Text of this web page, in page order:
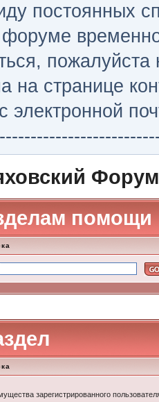
постоянных
форуме
на странице
электронной
Форум
помощи
зарегистрированного